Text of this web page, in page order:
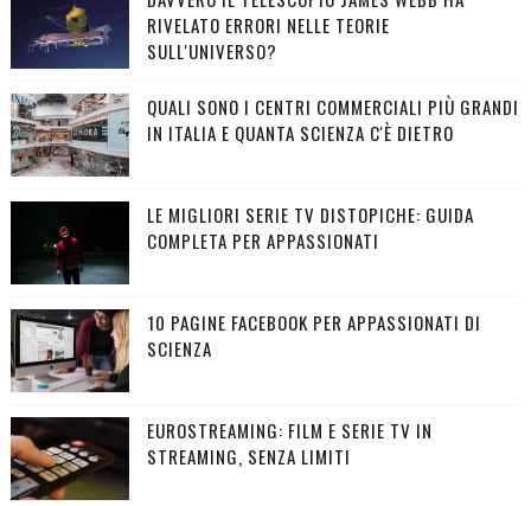
RIVELATO ERRORI NELLE TEORIE
SULL'UNIVERSO?
QUALI SONO I CENTRI COMMERCIALI PIÙ GRANDI
IN ITALIA E QUANTA SCIENZA C'È DIETRO
LE MIGLIORI SERIE TV DISTOPICHE: GUIDA
COMPLETA PER APPASSIONATI
10 PAGINE FACEBOOK PER APPASSIONATI DI
SCIENZA
EUROSTREAMING: FILM E SERIE TV IN
STREAMING, SENZA LIMITI